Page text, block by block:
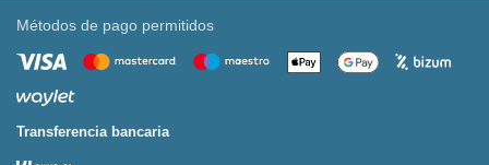
Métodos de pago permitidos
Transferencia bancaria